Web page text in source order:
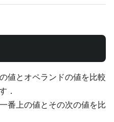
値とオペランドの値を比較
．
番上の値とその次の値を比